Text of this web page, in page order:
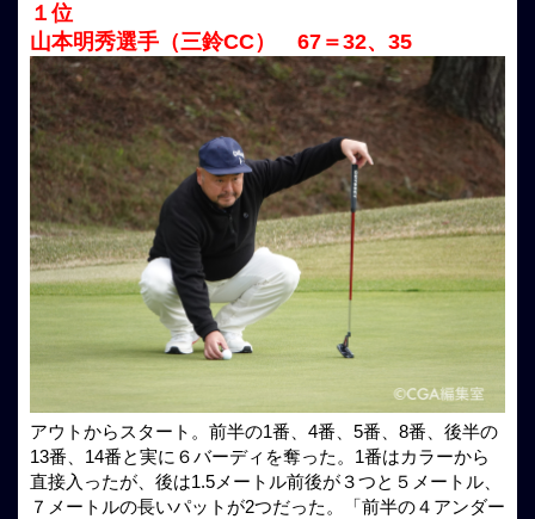
１位
山本明秀選手（三鈴CC） 67＝32、35
アウトからスタート。前半の1番、4番、5番、8番、後半の
13番、14番と実に６バーディを奪った。1番はカラーから
直接入ったが、後は1.5メートル前後が３つと５メートル、
７メートルの長いパットが2つだった。「前半の４アンダー